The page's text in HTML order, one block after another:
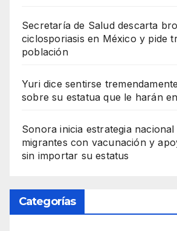
Secretaría de Salud descarta
ciclosporiasis en México y pide
población
Yuri dice sentirse
sobre su estatua que le harán
Sonora inicia estrategia
migrantes con vacunación y
sin importar su estatus
Categorías